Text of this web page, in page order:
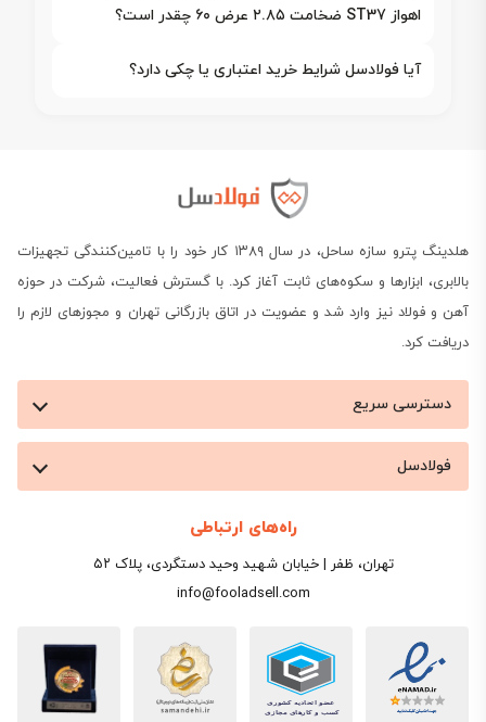
اهواز ST37 ضخامت ۲.۸۵ عرض ۶۰ چقدر است؟
آیا فولادسل شرایط خرید اعتباری یا چکی دارد؟
هلدینگ پترو سازه ساحل، در سال ۱۳۸۹ کار خود را با تامین‌کنندگی تجهیزات
بالابری، ابزارها و سکوه‌های ثابت آغاز کرد. با گسترش فعالیت، شرکت در حوزه
آهن و فولاد نیز وارد شد و عضویت در اتاق بازرگانی تهران و مجوزهای لازم را
دریافت کرد.
دسترسی سریع
فولادسل
راه‌های ارتباطی
تهران، ظفر | خیابان شهید وحید دستگردی، پلاک ۵۲
info@fooladsell.com